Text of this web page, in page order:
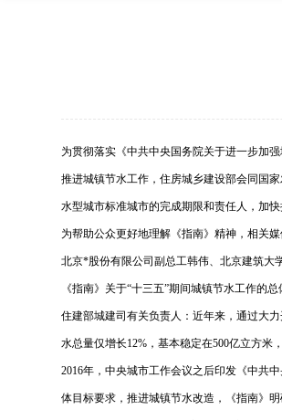
为贯彻落实《中共中央国务院关于进一步加
推进城镇节水工作，住房城乡建设部会同国
水型城市标准城市的完成期限和责任人，加快
为帮助公众更好地理解《指南》精神，相关
北京*股份有限公司副总工韩伟、北京建筑
《指南》关于“十三五”期间城镇节水工作的
住建部城建司有关负责人：近年来，通过大
水总量仅增长12%，基本稳定在500亿立方米
2016年，中央城市工作会议之后印发《中共
体目标要求，推进城镇节水改造，《指南》